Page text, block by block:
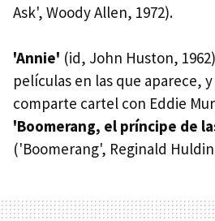
Ask', Woody Allen, 1972).
'Annie' (id, John Huston,
películas en las que aparece,
comparte cartel con Eddie
'Boomerang, el príncipe de
('Boomerang', Reginald